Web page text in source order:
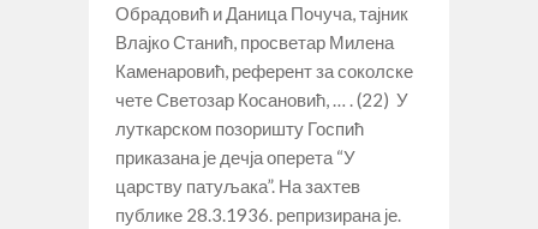
Обрадовић и Даница Почуча, тајник
Влајко Станић, просветар Милена
Каменаровић, референт за соколске
чете Светозар Косановић, … . (22) У
луткарском позоришту Госпић
приказана је дечја оперета “У
царству патуљака”. На захтев
публике 28.3.1936. репризирана је.